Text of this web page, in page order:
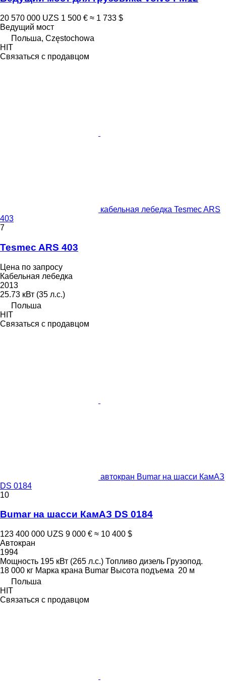
20 570 000 UZS 1 500 € ≈ 1 733 $
Ведущий мост
Польша, Częstochowa
HIT
Связаться с продавцом
кабельная лебедка Tesmec ARS
403
7
Tesmec ARS 403
Цена по запросу
Кабельная лебедка
2013
25.73 кВт (35 л.с.)
Польша
HIT
Связаться с продавцом
автокран Bumar на шасси КамАЗ
DS 0184
10
Bumar на шасси КамАЗ DS 0184
123 400 000 UZS 9 000 € ≈ 10 400 $
Автокран
1994
Мощность 195 кВт (265 л.с.) Топливо дизель Грузопод.
18 000 кг Марка крана Bumar Высота подъема 20 м
Польша
HIT
Связаться с продавцом